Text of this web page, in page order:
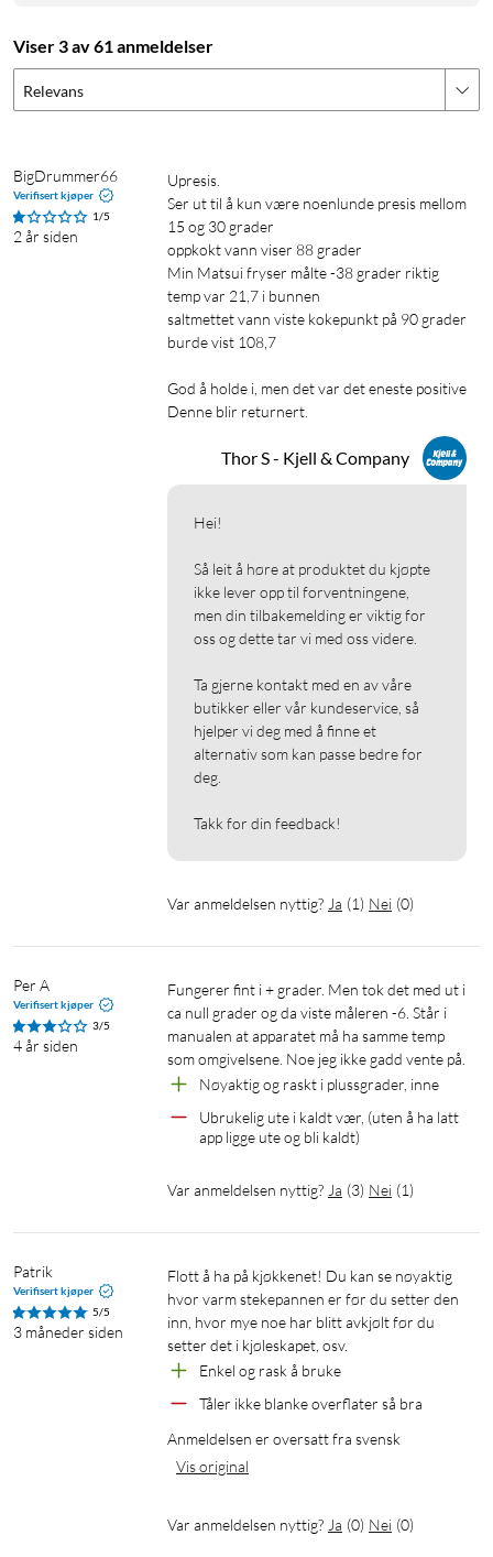
Viser 3 av 61 anmeldelser
Relevans
BigDrummer66
Verifisert kjøper
1/5
2 år siden
Upresis.
Ser ut til å kun være noenlunde presis mellom
15 og 30 grader
oppkokt vann viser 88 grader
Min Matsui fryser målte -38 grader riktig
temp var 21,7 i bunnen
saltmettet vann viste kokepunkt på 90 grader
burde vist 108,7
God å holde i, men det var det eneste positive
Denne blir returnert.
Thor S - Kjell & Company
Hei!
Så leit å høre at produktet du kjøpte
ikke lever opp til forventningene,
men din tilbakemelding er viktig for
oss og dette tar vi med oss videre.
Ta gjerne kontakt med en av våre
butikker eller vår kundeservice, så
hjelper vi deg med å finne et
alternativ som kan passe bedre for
deg.
Takk for din feedback!
Var anmeldelsen nyttig? Ja (1) Nei (0)
Per A
Verifisert kjøper
3/5
4 år siden
Fungerer fint i + grader. Men tok det med ut i
ca null grader og da viste måleren -6. Står i
manualen at apparatet må ha samme temp
Nøyaktig og raskt i plussgrader, inne
Ubrukelig ute i kaldt vær, (uten å ha latt
app ligge ute og bli kaldt)
Var anmeldelsen nyttig? Ja (3) Nei (1)
Patrik
Verifisert kjøper
5/5
3 måneder siden
Flott å ha på kjøkkenet! Du kan se nøyaktig
hvor varm stekepannen er før du setter den
inn, hvor mye noe har blitt avkjølt før du
setter det i kjøleskapet, osv.
Enkel og rask å bruke
Tåler ikke blanke overflater så bra
Anmeldelsen er oversatt fra svensk
Vis original
Var anmeldelsen nyttig? Ja (0) Nei (0)